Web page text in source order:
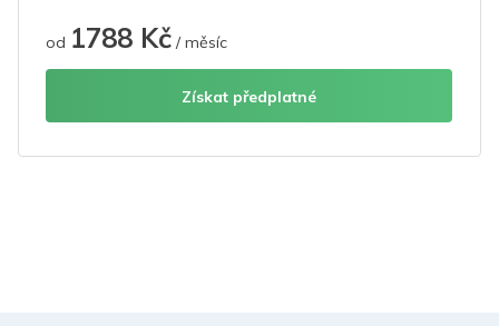
od 1788 Kč / měsíc
Získat předplatné